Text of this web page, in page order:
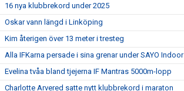
16 nya klubbrekord under 2025
Oskar vann längd i Linköping
Kim återigen över 13 meter i tresteg
Alla IFKarna persade i sina grenar under SAYO Indoor
Evelina tvåa bland tjejerna IF Mantras 5000m-lopp
Charlotte Arvered satte nytt klubbrekord i maraton